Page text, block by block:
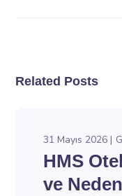
Related Posts
31 Mayıs 2026
HMS
ve